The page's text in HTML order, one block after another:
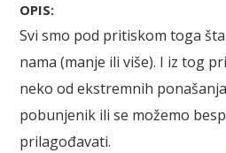
OPIS:
Svi smo pod pritiskom toga
nama (manje ili više). I iz tog
neko od ekstremnih
pobunjenik ili se možemo
prilagođavati.